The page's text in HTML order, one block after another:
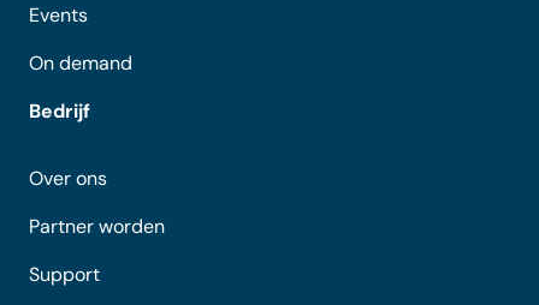
Events
On demand
Bedrijf
Over ons
Partner worden
Support